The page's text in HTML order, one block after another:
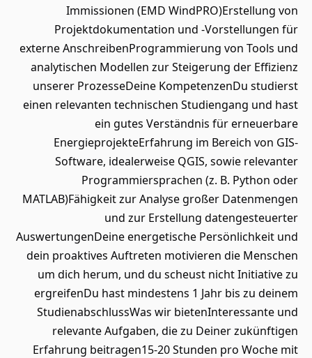
Immissionen (EMD WindPRO)Erstellung von
Projektdokumentation und -Vorstellungen für
externe AnschreibenProgrammierung von Tools und
analytischen Modellen zur Steigerung der Effizienz
unserer ProzesseDeine KompetenzenDu studierst
einen relevanten technischen Studiengang und hast
ein gutes Verständnis für erneuerbare
EnergieprojekteErfahrung im Bereich von GIS-
Software, idealerweise QGIS, sowie relevanter
Programmiersprachen (z. B. Python oder
MATLAB)Fähigkeit zur Analyse großer Datenmengen
und zur Erstellung datengesteuerter
AuswertungenDeine energetische Persönlichkeit und
dein proaktives Auftreten motivieren die Menschen
um dich herum, und du scheust nicht Initiative zu
ergreifenDu hast mindestens 1 Jahr bis zu deinem
StudienabschlussWas wir bietenInteressante und
relevante Aufgaben, die zu Deiner zukünftigen
Erfahrung beitragen15-20 Stunden pro Woche mit